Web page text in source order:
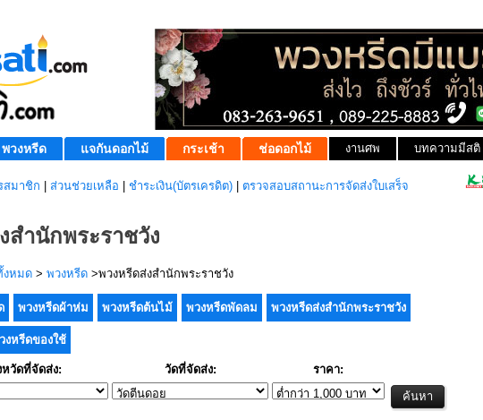
พวงหรีด แจกันดอกไม้ กระเช้า ช่อดอกไม้ งานศพ บทความมีสติ
สมาชิก ส่วนช่วยเหลือ ชำระเงิน(บัตรเครดิต) ตรวจสอบสถานะการจัดส่งใบเสร็จ
สำนักพระราชวัง
งหมด > พวงหรีด >พวงหรีดส่งสำนักพระราชวัง
พวงหรีดผ้าห่ม พวงหรีดต้นไม้ พวงหรีดพัดลม พวงหรีดส่งสำนักพระราชวัง
งหรีดของใช้
หวัดที่จัดส่ง: วัดที่จัดส่ง: ราคา: